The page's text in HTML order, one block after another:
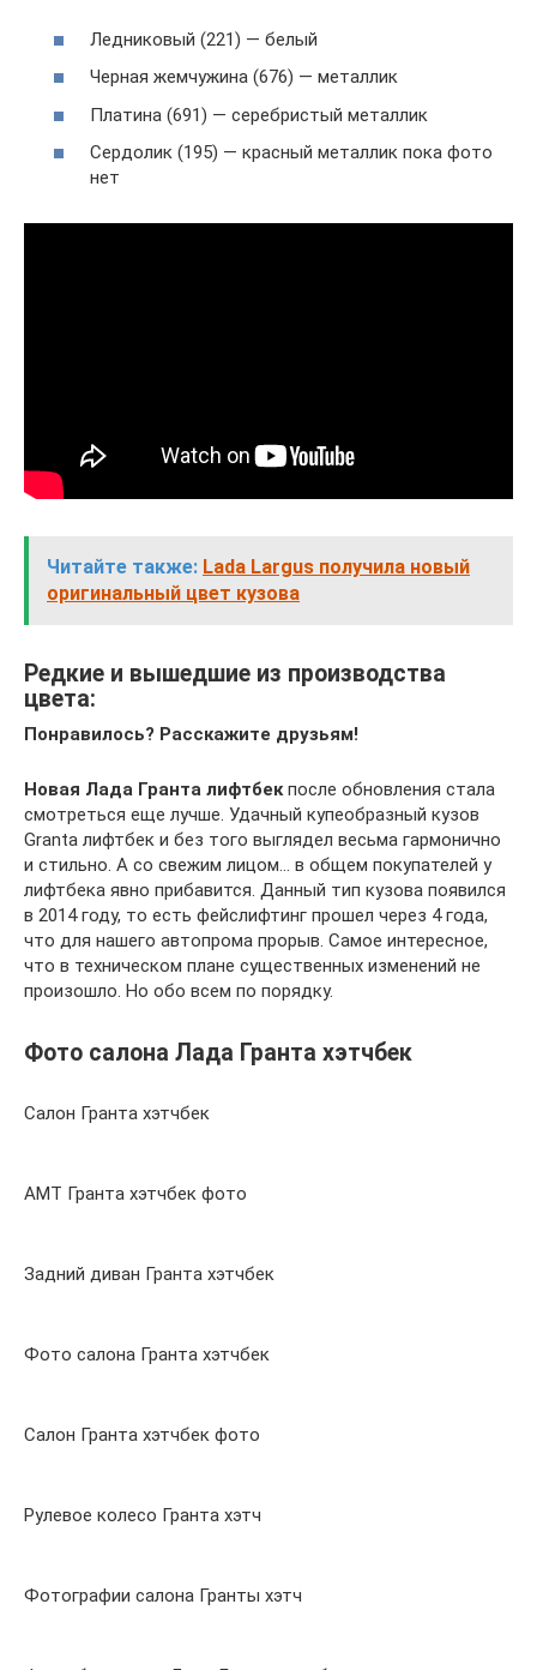
Ледниковый (221) — белый
Черная жемчужина (676) — металлик
Платина (691) — серебристый металлик
Сердолик (195) — красный металлик пока фото
нет
Читайте также: Lada Largus получила новый
оригинальный цвет кузова
Редкие и вышедшие из производства
цвета:
Понравилось? Расскажите друзьям!
Новая Лада Гранта лифтбекпосле обновления стала
смотреться еще лучше. Удачный купеобразный кузов
Granta лифтбек и без того выглядел весьма гармонично
и стильно. А со свежим лицом… в общем покупателей у
лифтбека явно прибавится. Данный тип кузова появился
в 2014 году, то есть фейслифтинг прошел через 4 года,
что для нашего автопрома прорыв. Самое интересное,
что в техническом плане существенных изменений не
произошло. Но обо всем по порядку.
Фото салона Лада Гранта хэтчбек
Салон Гранта хэтчбек
АМТ Гранта хэтчбек фото
Задний диван Гранта хэтчбек
Фото салона Гранта хэтчбек
Салон Гранта хэтчбек фото
Рулевое колесо Гранта хэтч
Фотографии салона Гранты хэтч